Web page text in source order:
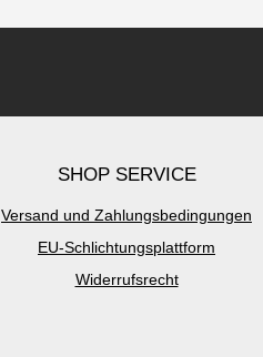
SHOP SERVICE
Versand und Zahlungsbedingungen
EU-Schlichtungsplattform
Widerrufsrecht